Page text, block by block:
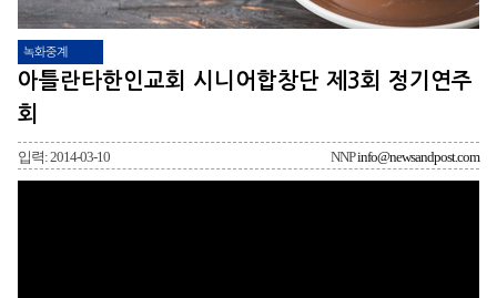
녹화중계
아틀란타한인교회 시니어합창단 제3회 정기연주
회
입력: 2014-03-10 NNPinfo@newsandpost.com